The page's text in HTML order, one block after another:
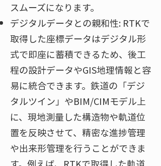
スムーズになります。
デジタルデータとの親和性: RTKで
取得した座標データはデジタル形
式で即座に蓄積できるため、後工
程の設計データやGIS地理情報と容
易に統合できます。鉄道の「デジ
タルツイン」やBIM/CIMモデル上
に、現地測量した構造物や軌道位
置を反映させて、精密な進捗管理
や出来形管理を行うことができま